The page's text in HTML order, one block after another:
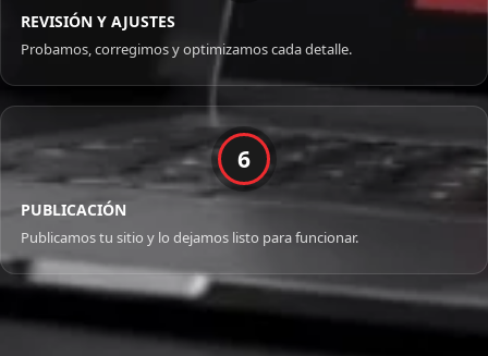
REVISIÓN Y AJUSTES
Probamos, corregimos y optimizamos cada detalle.
6
PUBLICACIÓN
Publicamos tu sitio y lo dejamos listo para funcionar.